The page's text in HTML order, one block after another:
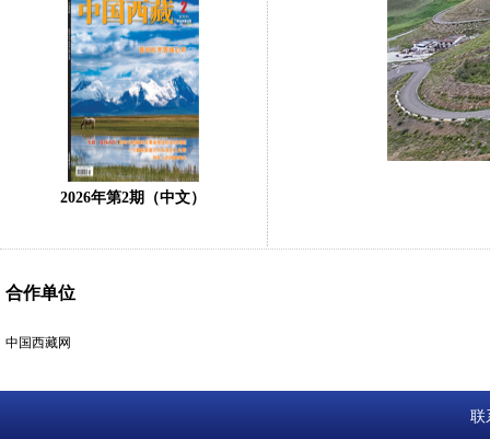
2026年第2期（中文）
合作单位
中国西藏网
联